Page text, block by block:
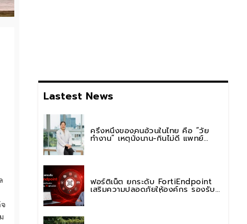
Lastest News
ครึ่งหนึ่งของคนอ้วนในไทย คือ “วัย
ทำงาน” เหตุนั่งนาน-กินไม่ดี แพทย์
รพ.วิมุต พหลโยธิน เตือน “อย่าดูแค่เลข
ฟอร์ติเน็ต ยกระดับ FortiEndpoint
เสริมความปลอดภัยให้องค์กร รองรับ